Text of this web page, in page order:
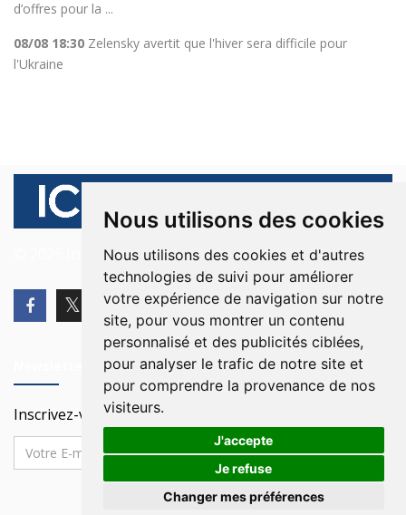
Nous utilisons des cookies
Nous utilisons des cookies et d'autres
technologies de suivi pour améliorer
votre expérience de navigation sur notre
site, pour vous montrer un contenu
personnalisé et des publicités ciblées,
pour analyser le trafic de notre site et
pour comprendre la provenance de nos
visiteurs.
J'accepte
Je refuse
Changer mes préférences
d’offres pour la ...
08/08 18:30 Zelensky avertit que l'hiver sera difficile pour
l'Ukraine
© 2026 Ici Beyrouth. Tous les droits sont réservés.
Inscrivez-vous à notre Newsletter